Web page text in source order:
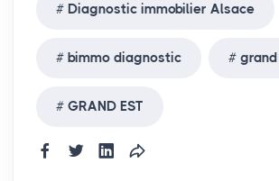
Diagnostic immobilier Alsace
bimmo diagnostic
GRAND EST